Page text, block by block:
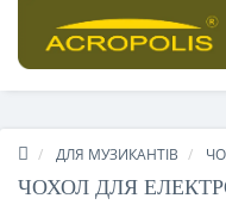
ДЛЯ МУЗИКАНТІВ
ЧОХОЛ ДЛЯ